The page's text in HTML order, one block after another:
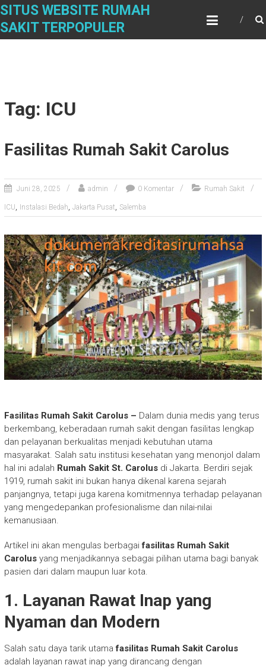
Skip
content
SITUS WEBSITE RUMAH
SAKIT TERPOPULER
Tag: ICU
Fasilitas Rumah Sakit Carolus
Juni 28, 2025 admin 0 Komentar Rumah Sakit
ICU, Instalasi Bedah, Jakarta Pusat, Salemba
Fasilitas Rumah Sakit Carolus – Dalam dunia medis yang terus
berkembang, keberadaan rumah sakit dengan fasilitas lengkap
dan pelayanan berkualitas menjadi kebutuhan utama
masyarakat. Salah satu institusi kesehatan yang menonjol dalam
hal ini adalah Rumah Sakit St. Carolusdi Jakarta. Berdiri sejak
1919, rumah sakit ini bukan hanya dikenal karena sejarah
panjangnya, tetapi juga karena komitmennya terhadap pelayanan
yang mengedepankan profesionalisme dan nilai-nilai
kemanusiaan.
Artikel ini akan mengulas berbagaifasilitas Rumah Sakit
Carolusyang menjadikannya sebagai pilihan utama bagi banyak
pasien dari dalam maupun luar kota.
1. Layanan Rawat Inap yang
Nyaman dan Modern
Salah satu daya tarik utamafasilitas Rumah Sakit Carolus
adalah layanan rawat inap yang dirancang dengan